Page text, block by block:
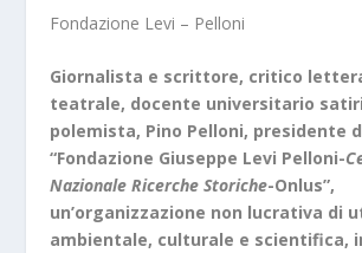
Fondazione Levi – Pelloni
Giornalista e scrittore, critico
teatrale, docente universitario
polemista, Pino Pelloni, presidente
“Fondazione Giuseppe Levi Pelloni-
Nazionale Ricerche Storiche-Onlus”,
un’organizzazione non lucrativa di
ambientale, culturale e scientifica,